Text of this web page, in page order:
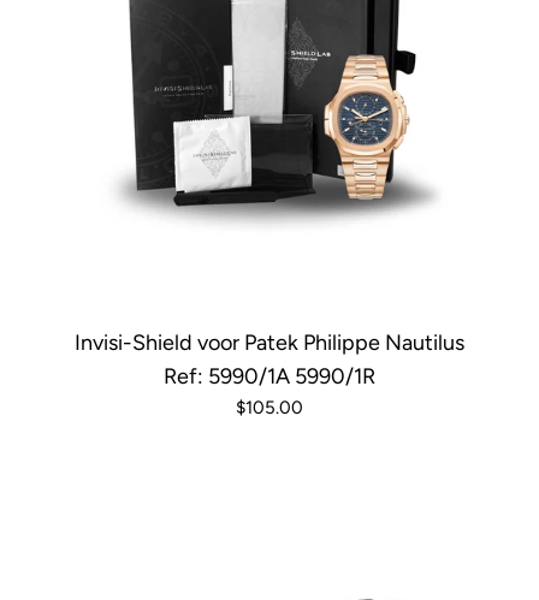
Invisi-Shield voor Patek Philippe Nautilus
Ref: 5990/1A 5990/1R
$105.00